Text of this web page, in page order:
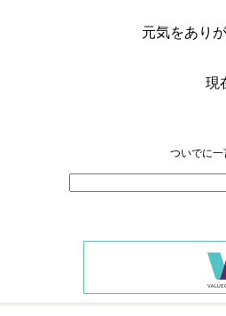
元気をあり
現
ついでに